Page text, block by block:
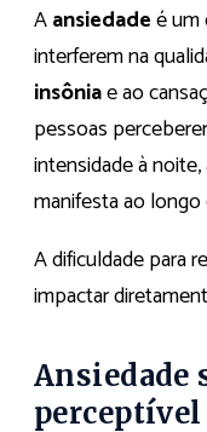
Aansiedadeé um
interferem na
insôniae ao
pessoas
intensidade à
manifesta ao
A dificuldade para
impactar
Ansiedade